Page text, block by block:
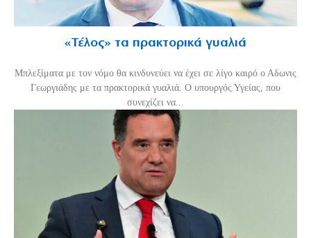
«Τέλος» τα πρακτορικά γυαλιά
Μπλεξίματα με τον νόμο θα κινδυνεύει να έχει σε λίγο καιρό ο Αδωνις
Γεωργιάδης με τα πρακτορικά γυαλιά. Ο υπουργός Υγείας, που
συνεχίζει να...